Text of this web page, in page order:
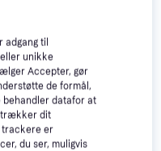
adgang til
unikke
Accepter, gør
de formål,
behandler datafor at
trækker dit
trackere er
du ser, muligvis